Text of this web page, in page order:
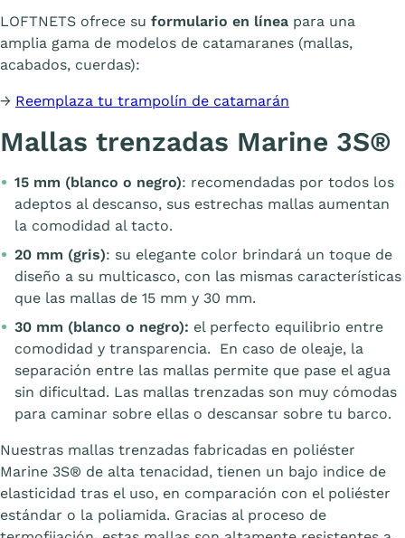
LOFTNETS ofrece su formulario en línea para una
amplia gama de modelos de catamaranes (mallas,
acabados, cuerdas):
→ Reemplaza tu trampolín de catamarán
Mallas trenzadas Marine 3S®
15 mm (blanco o negro): recomendadas por todos los
adeptos al descanso, sus estrechas mallas aumentan
la comodidad al tacto.
20 mm (gris): su elegante color brindará un toque de
diseño a su multicasco, con las mismas características
que las mallas de 15 mm y 30 mm.
30 mm (blanco o negro): el perfecto equilibrio entre
comodidad y transparencia. En caso de oleaje, la
separación entre las mallas permite que pase el agua
sin dificultad. Las mallas trenzadas son muy cómodas
para caminar sobre ellas o descansar sobre tu barco.
Nuestras mallas trenzadas fabricadas en poliéster
Marine 3S® de alta tenacidad, tienen un bajo indice de
elasticidad tras el uso, en comparación con el poliéster
estándar o la poliamida. Gracias al proceso de